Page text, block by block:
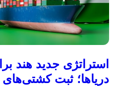
استراتژی جدید هند
دریاها؛ ثبت